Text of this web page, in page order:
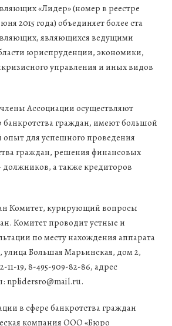
«Лидер» (номер в реестре
2015 года) объединяет более ста
являющихся ведущими
юриспруденции, экономики,
управления и иных видов
Ассоциации осуществляют
банкротства граждан, имеют большой
для успешного проведения
граждан, решения финансовых
а также кредиторов
Комитет, курирующий вопросы
Комитет проводит устные и
по месту нахождения аппарата
улица Большая Марьинская, дом 2,
11-19, 8-495-909-82-86, адрес
nplidersro@mail.ru.
в сфере банкротства граждан
компания ООО «Бюро